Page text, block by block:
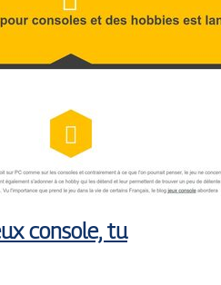
console, tu